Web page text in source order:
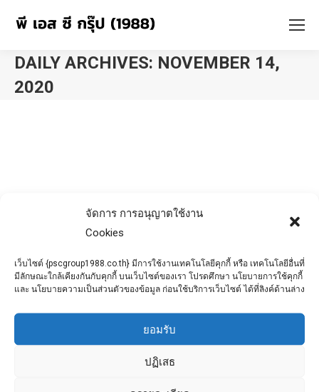
จัดการ การอนุญาตใช้งาน
Cookies
เว็บไซต์ {pscgroup1988.co.th} มีการใช้งานเทคโนโลยีคุกกี้ หรือ เทคโนโลยีอื่นที่
มีลักษณะใกล้เคียงกันกับคุกกี้ บนเว็บไซต์ของเรา โปรดศึกษา นโยบายการใช้คุกกี้
และ นโยบายความเป็นส่วนตัวของข้อมูล ก่อนใช้บริการเว็บไซต์ ได้ที่ลิงค์ด้านล่าง
ยอมรับ
ปฏิเสธ
DAILY ARCHIVES: NOVEMBER 14,
2020
8 เรื่องที่ต้องตรวจสอบ บ่อพักน้ำทิ้ง